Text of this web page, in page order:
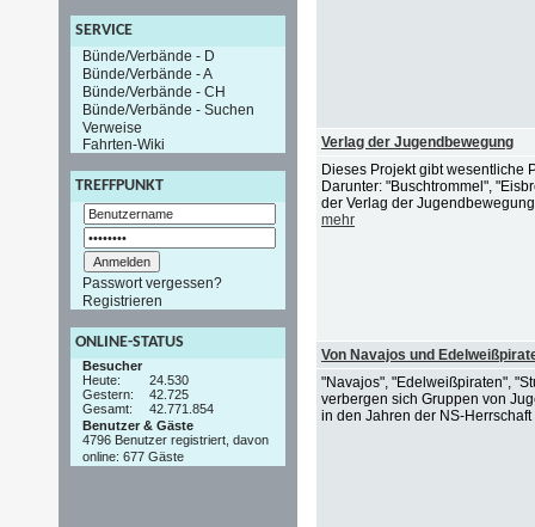
SERVICE
Bünde/Verbände - D
Bünde/Verbände - A
Bünde/Verbände - CH
Bünde/Verbände - Suchen
Verweise
Fahrten-Wiki
TREFFPUNKT
Passwort vergessen?
Registrieren
ONLINE-STATUS
Besucher
Heute:
24.530
Gestern:
42.725
Gesamt:
42.771.854
Benutzer & Gäste
4796 Benutzer registriert, davon
online: 677 Gäste
Verlag der Jugendbewegung
Dieses Projekt gibt wesentliche
Darunter: "Buschtrommel",
der Verlag der
mehr
Von Navajos und
"Navajos", "Edelweißpiraten",
verbergen sich Gruppen von
in den Jahren der NS-